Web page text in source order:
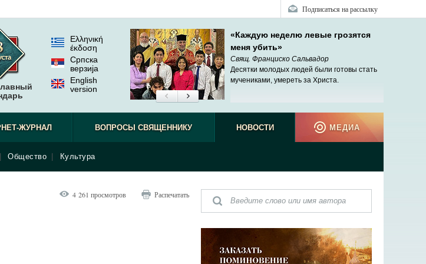
Подписаться на рассылку
Ελληνική
έκδοση
Српска
верзиjа
English
version
«Каждую неделю левые грозятся
меня убить»
Свящ. Франциско Сальвадор
Десятки молодых людей были готовы стать
мучениками, умереть за Христа.
ЖУРНАЛ ВОПРОСЫ СВЯЩЕННИКУ НОВОСТИ
Общество Культура
МЕДИА
4 261 просмотров Распечатать